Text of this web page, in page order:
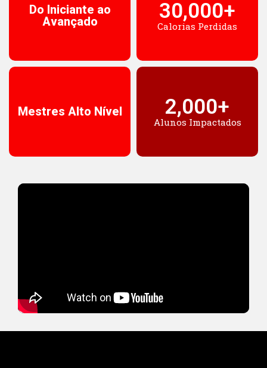
2,000+
Alunos Impactados
Mestres Alto Nível
30,000+
Calorias Perdidas
Do Iniciante ao
Avançado